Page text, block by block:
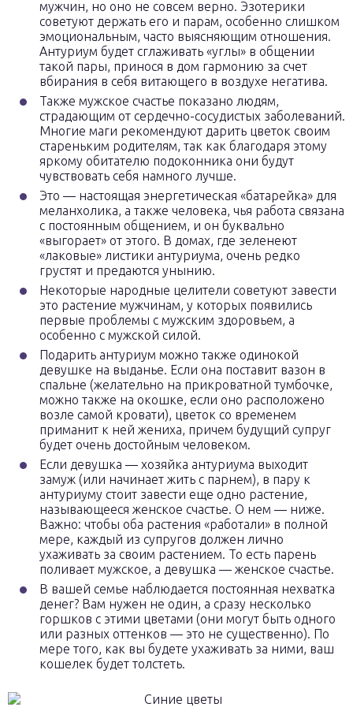
мужчин, но оно не совсем верно. Эзотерики
советуют держать его и парам, особенно слишком
эмоциональным, часто выясняющим отношения.
Антуриум будет сглаживать «углы» в общении
такой пары, принося в дом гармонию за счет
вбирания в себя витающего в воздухе негатива.
Также мужское счастье показано людям,
страдающим от сердечно-сосудистых заболеваний.
Многие маги рекомендуют дарить цветок своим
стареньким родителям, так как благодаря этому
яркому обитателю подоконника они будут
чувствовать себя намного лучше.
Это — настоящая энергетическая «батарейка» для
меланхолика, а также человека, чья работа связана
с постоянным общением, и он буквально
«выгорает» от этого. В домах, где зеленеют
«лаковые» листики антуриума, очень редко
грустят и предаются унынию.
Некоторые народные целители советуют завести
это растение мужчинам, у которых появились
первые проблемы с мужским здоровьем, а
особенно с мужской силой.
Подарить антуриум можно также одинокой
девушке на выданье. Если она поставит вазон в
спальне (желательно на прикроватной тумбочке,
можно также на окошке, если оно расположено
возле самой кровати), цветок со временем
приманит к ней жениха, причем будущий супруг
будет очень достойным человеком.
Если девушка — хозяйка антуриума выходит
замуж (или начинает жить с парнем), в пару к
антуриуму стоит завести еще одно растение,
называющееся женское счастье. О нем — ниже.
Важно: чтобы оба растения «работали» в полной
мере, каждый из супругов должен лично
ухаживать за своим растением. То есть парень
поливает мужское, а девушка — женское счастье.
В вашей семье наблюдается постоянная нехватка
денег? Вам нужен не один, а сразу несколько
горшков с этими цветами (они могут быть одного
или разных оттенков — это не существенно). По
мере того, как вы будете ухаживать за ними, ваш
кошелек будет толстеть.